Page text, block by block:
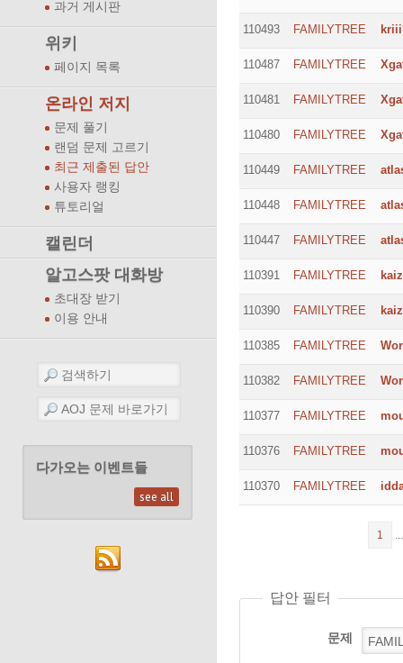
과거 게시판
위키
페이지 목록
온라인 저지
문제 풀기
랜덤 문제 고르기
최근 제출된 답안
사용자 랭킹
튜토리얼
캘린더
알고스팟 대화방
초대장 받기
이용 안내
다가오는 이벤트들
see all
110493 FAMILYTREE kriii
110487 FAMILYTREE
110481 FAMILYTREE
110480 FAMILYTREE
110449 FAMILYTREE
110448 FAMILYTREE
110447 FAMILYTREE
110391 FAMILYTREE
110390 FAMILYTREE
110385 FAMILYTREE
110382 FAMILYTREE
110377 FAMILYTREE
110376 FAMILYTREE
110370 FAMILYTREE
1
답안 필터
문제